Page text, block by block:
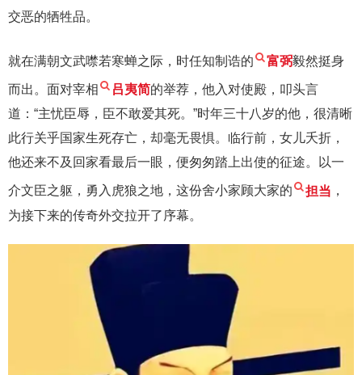
交恶的牺牲品。
就在满朝文武噤若寒蝉之际，时任知制诰的 富弼毅然挺身
而出。面对宰相 吕夷简的举荐，他入对使殿，叩头言
道：“主忧臣辱，臣不敢爱其死。”时年三十八岁的他，很清晰
此行关乎国家生死存亡，却毫无畏惧。临行前，女儿夭折，
他还来不及回家看最后一眼，便匆匆踏上出使的征途。以一
介文臣之躯，勇入虎狼之地，这份舍小家顾大家的 担当 ，
为接下来的传奇外交拉开了序幕。